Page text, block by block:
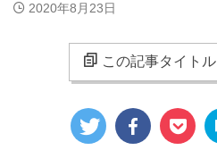
2020年8月23日
この記事タイト